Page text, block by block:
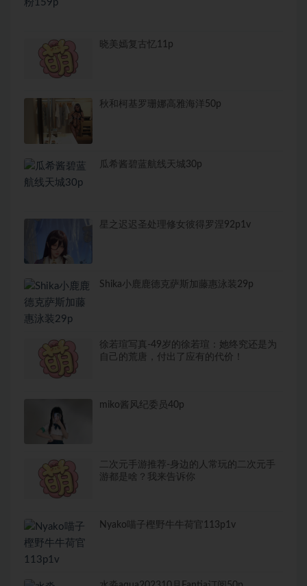
晓美嫣复古忆11p
秋和柯基罗珊娜高雅海洋50p
瓜希酱碧蓝航线天城30p
星之迟迟圣处理修女彼得罗涅92p1v
Shika小鹿鹿德克萨斯加藤惠泳装29p
徐若瑄写真-49岁的徐若瑄：她终究还是为
自己的荒唐，付出了应有的代价！
miko酱风纪委员40p
二次元手游推荐-身边的人常玩的二次元手
游都是啥？我来告诉你
Nyako喵子樫野牛牛荷官113p1v